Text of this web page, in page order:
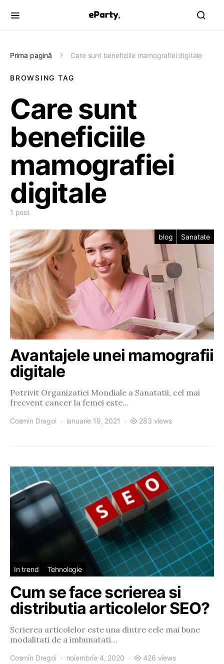
Prima pagină Care sunt beneficiile mamografiei digitale
BROWSING TAG
Care sunt
beneficiile
mamografiei
digitale
1 post
blog Sanatate
Avantajele unei mamografii
digitale
Potrivit Organizatiei Mondiale a Sanatatii, cel mai
frecvent cancer la femei este…
Cosmin Dragoi ianuarie 19, 2021 283 views
In trend Tehnologie
Cum se face scrierea si
distributia articolelor SEO?
Scrierea articolelor este una dintre cele mai bune
modalitati de a imbunatati…
Cosmin Dragoi noiembrie 4, 2020 426 views